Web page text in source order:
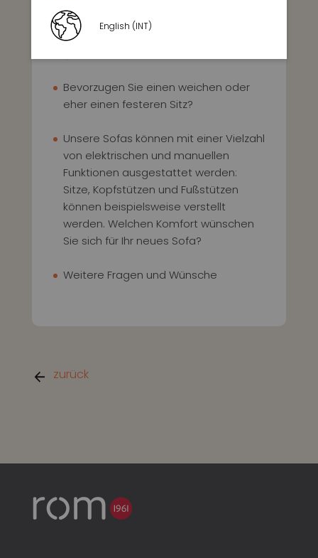
oder aus Leder? Welchen Belastungen
sollte der Bezug gewachsen sein
Bevorzugen Sie einen weichen oder
eher einen festeren Sitz?
Unsere Sofas können mit einer Vielzahl
von elektrischen und manuellen
Funktionen ausgestattet werden:
Sitze, Kopfstützen und Fußstützen
können beispielsweise verstellt
werden. Welchen Komfort wünschen
Sie sich für Ihr neues Sofa?
Weitere Fragen und Wünsche
zurück
English (INT)